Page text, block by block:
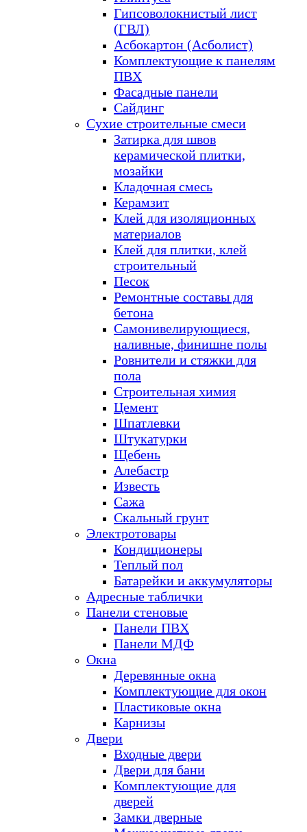
Гипсоволокнистый лист
(ГВЛ)
Асбокартон (Асболист)
Комплектующие к панелям
ПВХ
Фасадные панели
Сайдинг
Сухие строительные смеси
Затирка для швов
керамической плитки,
мозайки
Кладочная смесь
Керамзит
Клей для изоляционных
материалов
Клей для плитки, клей
строительный
Песок
Ремонтные составы для
бетона
Самонивелирующиеся,
наливные, финишне полы
Ровнители и стяжки для
пола
Строительная химия
Цемент
Шпатлевки
Штукатурки
Щебень
Алебастр
Известь
Сажа
Скальный грунт
Электротовары
Кондиционеры
Теплый пол
Батарейки и аккумуляторы
Адресные таблички
Панели стеновые
Панели ПВХ
Панели МДФ
Окна
Деревянные окна
Комплектующие для окон
Пластиковые окна
Карнизы
Двери
Входные двери
Двери для бани
Комплектующие для
дверей
Замки дверные